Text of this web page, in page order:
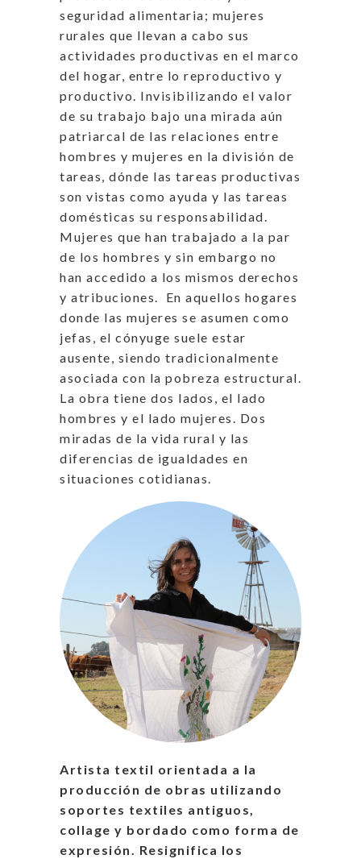
seguridad alimentaria; mujeres
rurales que llevan a cabo sus
actividades productivas en el marco
del hogar, entre lo reproductivo y
productivo. Invisibilizando el valor
de su trabajo bajo una mirada aún
patriarcal de las relaciones entre
hombres y mujeres en la división de
tareas, dónde las tareas productivas
son vistas como ayuda y las tareas
domésticas su responsabilidad.
Mujeres que han trabajado a la par
de los hombres y sin embargo no
han accedido a los mismos derechos
y atribuciones. En aquellos hogares
donde las mujeres se asumen como
jefas, el cónyuge suele estar
ausente, siendo tradicionalmente
asociada con la pobreza estructural.
La obra tiene dos lados, el lado
hombres y el lado mujeres. Dos
miradas de la vida rural y las
diferencias de igualdades en
situaciones cotidianas.
Artista textil orientada a la
producción de obras utilizando
soportes textiles antiguos,
collage y bordado como forma de
expresión. Resignifica los